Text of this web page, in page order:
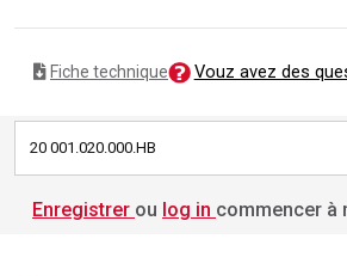
Fiche technique Vouz avez des
20 001.020.000.HB
Enregistrer ou log in commencer à